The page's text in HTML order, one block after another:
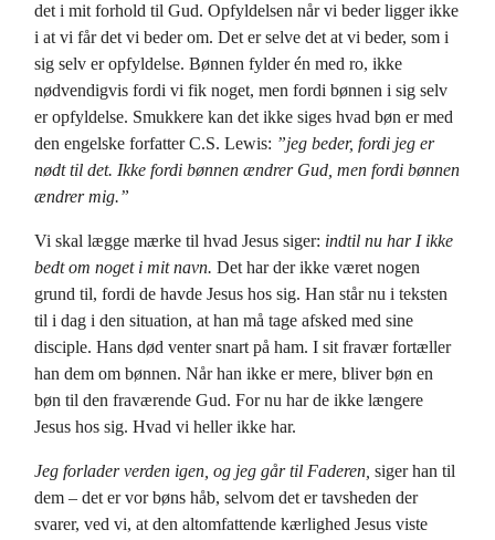
det i mit forhold til Gud. Opfyldelsen når vi beder ligger ikke
i at vi får det vi beder om. Det er selve det at vi beder, som i
sig selv er opfyldelse. Bønnen fylder én med ro, ikke
nødvendigvis fordi vi fik noget, men fordi bønnen i sig selv
er opfyldelse. Smukkere kan det ikke siges hvad bøn er med
den engelske forfatter C.S. Lewis: ”jeg beder, fordi jeg er
nødt til det. Ikke fordi bønnen ændrer Gud, men fordi bønnen
ændrer mig.”
Vi skal lægge mærke til hvad Jesus siger: indtil nu har I ikke
bedt om noget i mit navn. Det har der ikke været nogen
grund til, fordi de havde Jesus hos sig. Han står nu i teksten
til i dag i den situation, at han må tage afsked med sine
disciple. Hans død venter snart på ham. I sit fravær fortæller
han dem om bønnen. Når han ikke er mere, bliver bøn en
bøn til den fraværende Gud. For nu har de ikke længere
Jesus hos sig. Hvad vi heller ikke har.
Jeg forlader verden igen, og jeg går til Faderen, siger han til
dem – det er vor bøns håb, selvom det er tavsheden der
svarer, ved vi, at den altomfattende kærlighed Jesus viste